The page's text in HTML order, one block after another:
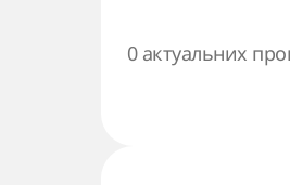
0 актуальних